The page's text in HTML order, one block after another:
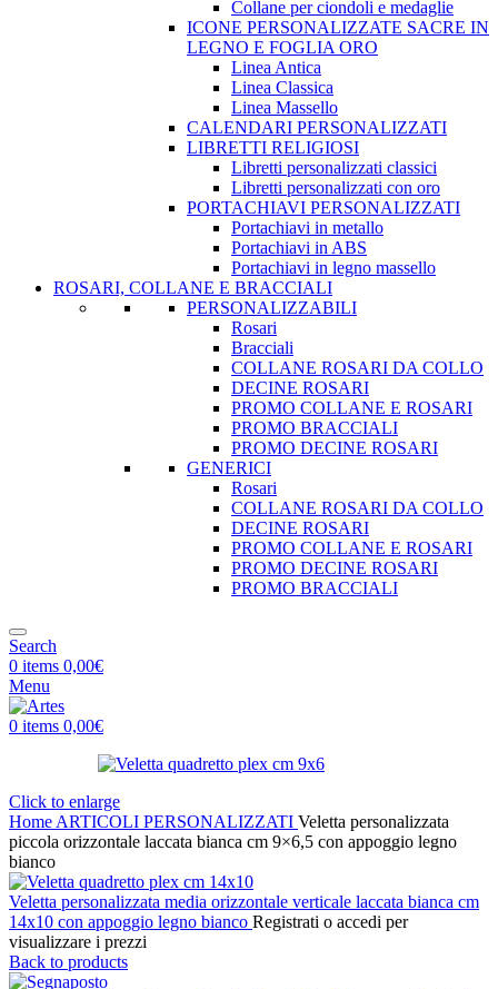
Collane per ciondoli e medaglie
ICONE PERSONALIZZATE SACRE IN
LEGNO E FOGLIA ORO
Linea Antica
Linea Classica
Linea Massello
CALENDARI PERSONALIZZATI
LIBRETTI RELIGIOSI
Libretti personalizzati classici
Libretti personalizzati con oro
PORTACHIAVI PERSONALIZZATI
Portachiavi in metallo
Portachiavi in ABS
Portachiavi in legno massello
ROSARI, COLLANE E BRACCIALI
PERSONALIZZABILI
Rosari
Bracciali
COLLANE ROSARI DA COLLO
DECINE ROSARI
PROMO COLLANE E ROSARI
PROMO BRACCIALI
PROMO DECINE ROSARI
GENERICI
Rosari
COLLANE ROSARI DA COLLO
DECINE ROSARI
PROMO COLLANE E ROSARI
PROMO DECINE ROSARI
PROMO BRACCIALI
Search
0 items 0,00€
Menu
0 items 0,00€
Click to enlarge
Home ARTICOLI PERSONALIZZATI Veletta personalizzata
piccola orizzontale laccata bianca cm 9×6,5 con appoggio legno
bianco
Veletta personalizzata media orizzontale verticale laccata bianca cm
14x10 con appoggio legno bianco Registrati o accedi per
visualizzare i prezzi
Back to products